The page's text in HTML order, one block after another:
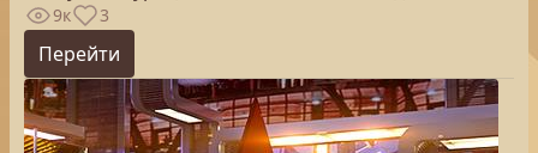
9к 3
Перейти